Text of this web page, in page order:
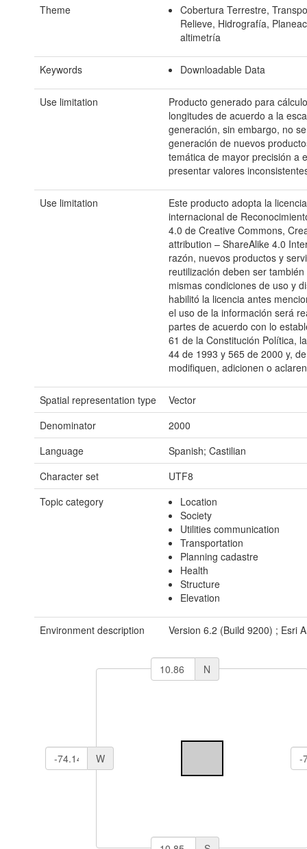
Theme
Cobertura Terrestre,
Relieve, Hidrografía,
altimetría
Keywords Downloadable Data
Use limitation
Producto generado para
longitudes de acuerdo a la
generación, sin embargo, no
generación de nuevos
temática de mayor precisión a
presentar valores
Use limitation
Este producto adopta la
internacional de
4.0 de Creative Commons,
attribution – ShareAlike 4.0
razón, nuevos productos y
reutilización deben ser
mismas condiciones de uso y
habilitó la licencia antes
el uso de la información será
partes de acuerdo con lo
61 de la Constitución Política,
44 de 1993 y 565 de 2000 y,
modifiquen, adicionen o
Spatial representation type
Vector
Denominator
2000
Language
Spanish; Castilian
Character set
UTF8
Topic category
Location
Society
Utilities communication
Transportation
Planning cadastre
Health
Structure
Elevation
Environment description Version 6.2 (Build 9200) ; Esri
N
W